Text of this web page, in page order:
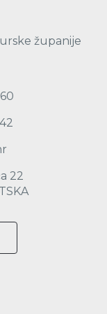
županije
22